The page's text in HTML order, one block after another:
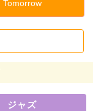
Tomorrow
ジャズ